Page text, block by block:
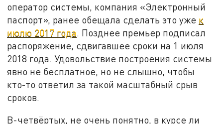
оператор системы, компания «Электронный
паспорт», ранее обещала сделать это уже к
июлю 2017 года. Позднее премьер подписал
распоряжение, сдвигавшее сроки на 1 июля
2018 года. Удовольствие построения системы
явно не бесплатное, но не слышно, чтобы
кто-то ответил за такой масштабный срыв
сроков.
В-четвёртых, не очень понятно, в курсе ли